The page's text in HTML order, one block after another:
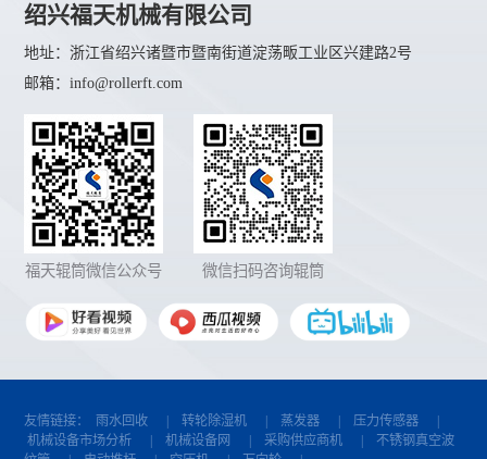
绍兴福天机械有限公司
地址：浙江省绍兴诸暨市暨南街道淀荡畈工业区兴建路2号
邮箱：info@rollerft.com
福天辊筒微信公众号 微信扫码咨询辊筒
友情链接：雨水回收 |转轮除湿机 | 蒸发器 | 压力传感器
|
机械设备市场分析
|机械设备网 |采购供应商机 | 不锈钢真空波